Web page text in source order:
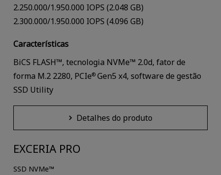
2.250.000/1.950.000 IOPS (2.048 GB)
2.300.000/1.950.000 IOPS (4.096 GB)
Características
BiCS FLASH™, tecnologia NVMe™ 2.0d, fator de
forma M.2 2280, PCIe® Gen5 x4, software de gestão
SSD Utility
Detalhes do produto
EXCERIA PRO
SSD NVMe™